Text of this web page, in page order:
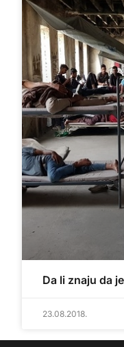
Da li znaju da
23.08.2018.